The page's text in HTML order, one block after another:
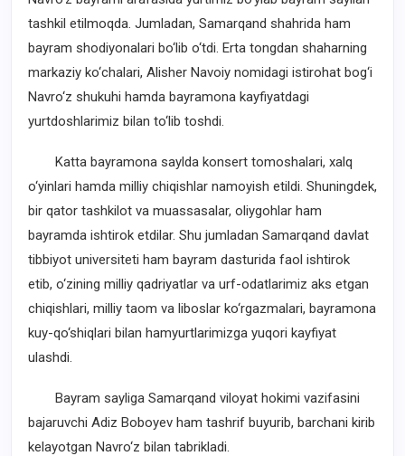
tashkil etilmoqda. Jumladan, Samarqand shahrida ham
bayram shodiyonalari bo‘lib o‘tdi. Erta tongdan shaharning
markaziy ko‘chalari, Alisher Navoiy nomidagi istirohat bog‘i
Navro‘z shukuhi hamda bayramona kayfiyatdagi
yurtdoshlarimiz bilan to‘lib toshdi.
Katta bayramona saylda konsert tomoshalari, xalq
o‘yinlari hamda milliy chiqishlar namoyish etildi. Shuningdek,
bir qator tashkilot va muassasalar, oliygohlar ham
bayramda ishtirok etdilar. Shu jumladan Samarqand davlat
tibbiyot universiteti ham bayram dasturida faol ishtirok
etib, o‘zining milliy qadriyatlar va urf-odatlarimiz aks etgan
chiqishlari, milliy taom va liboslar ko‘rgazmalari, bayramona
kuy-qo‘shiqlari bilan hamyurtlarimizga yuqori kayfiyat
ulashdi.
Bayram sayliga Samarqand viloyat hokimi vazifasini
bajaruvchi Adiz Boboyev ham tashrif buyurib, barchani kirib
kelayotgan Navro‘z bilan tabrikladi.